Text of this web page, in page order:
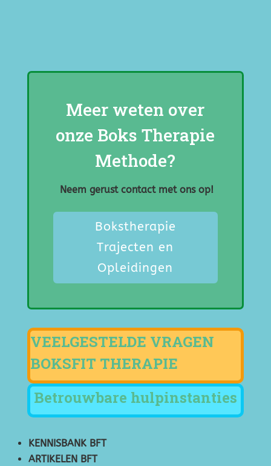
Meer weten over
onze Boks Therapie
Methode?
Neem gerust contact met ons op!
Bokstherapie
Trajecten en
Opleidingen
VEELGESTELDE VRAGEN
BOKSFIT THERAPIE
Betrouwbare hulpinstanties
KENNISBANK BFT
ARTIKELEN BFT